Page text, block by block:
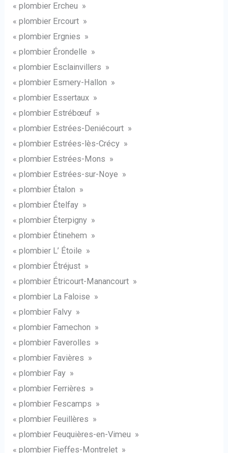
« plombier Ercheu »
« plombier Ercourt »
« plombier Ergnies »
« plombier Érondelle »
« plombier Esclainvillers »
« plombier Esmery-Hallon »
« plombier Essertaux »
« plombier Estrébœuf »
« plombier Estrées-Deniécourt »
« plombier Estrées-lès-Crécy »
« plombier Estrées-Mons »
« plombier Estrées-sur-Noye »
« plombier Étalon »
« plombier Ételfay »
« plombier Éterpigny »
« plombier Étinehem »
« plombier L’ Étoile »
« plombier Étréjust »
« plombier Étricourt-Manancourt »
« plombier La Faloise »
« plombier Falvy »
« plombier Famechon »
« plombier Faverolles »
« plombier Favières »
« plombier Fay »
« plombier Ferrières »
« plombier Fescamps »
« plombier Feuillères »
« plombier Feuquières-en-Vimeu »
« plombier Fieffes-Montrelet »